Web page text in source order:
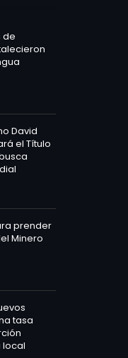
de
David
el Título
prender
Minero
tasa
local